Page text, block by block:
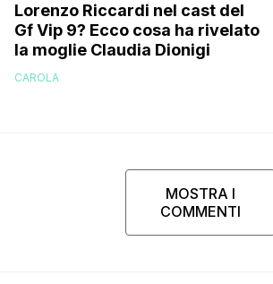
Lorenzo Riccardi nel cast del
Gf Vip 9? Ecco cosa ha rivelato
la moglie Claudia Dionigi
CAROLA
MOSTRA I
COMMENTI